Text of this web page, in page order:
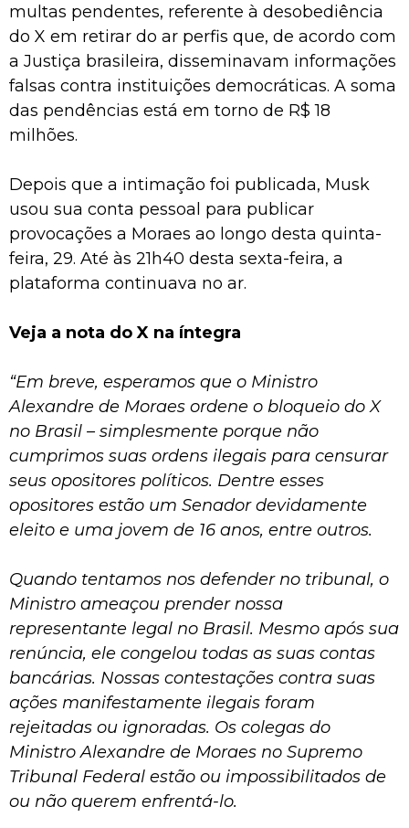
multas pendentes, referente à desobediência
do X em retirar do ar perfis que, de acordo com
a Justiça brasileira, disseminavam informações
falsas contra instituições democráticas. A soma
das pendências está em torno de R$ 18
milhões.
Depois que a intimação foi publicada, Musk
usou sua conta pessoal para publicar
provocações a Moraes ao longo desta quinta-
feira, 29. Até às 21h40 desta sexta-feira, a
plataforma continuava no ar.
Veja a nota do X na íntegra
“Em breve, esperamos que o Ministro
Alexandre de Moraes ordene o bloqueio do X
no Brasil – simplesmente porque não
cumprimos suas ordens ilegais para censurar
seus opositores políticos. Dentre esses
opositores estão um Senador devidamente
eleito e uma jovem de 16 anos, entre outros.
Quando tentamos nos defender no tribunal, o
Ministro ameaçou prender nossa
representante legal no Brasil. Mesmo após sua
renúncia, ele congelou todas as suas contas
bancárias. Nossas contestações contra suas
ações manifestamente ilegais foram
rejeitadas ou ignoradas. Os colegas do
Ministro Alexandre de Moraes no Supremo
Tribunal Federal estão ou impossibilitados de
ou não querem enfrentá-lo.